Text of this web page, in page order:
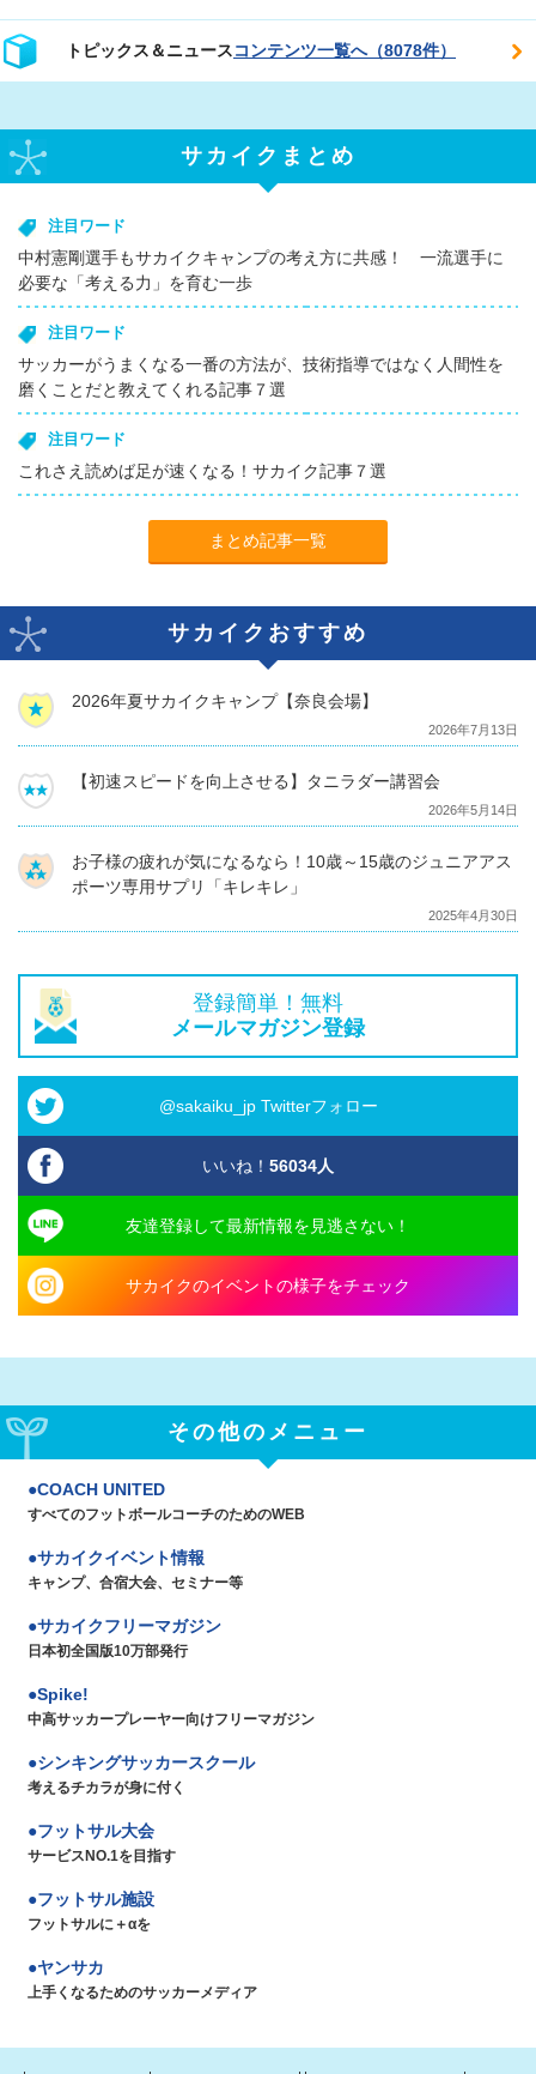
トピックス＆ニュースコンテンツ一覧へ（8078件）
サカイクまとめ
注目ワード
中村憲剛選手もサカイクキャンプの考え方に共感！ 一流選手に
必要な「考える力」を育む一歩
注目ワード
サッカーがうまくなる一番の方法が、技術指導ではなく人間性を
磨くことだと教えてくれる記事７選
注目ワード
これさえ読めば足が速くなる！サカイク記事７選
まとめ記事一覧
サカイクおすすめ
2026年夏サカイクキャンプ【奈良会場】
2026年7月13日
【初速スピードを向上させる】タニラダー講習会
2026年5月14日
お子様の疲れが気になるなら！10歳～15歳のジュニアアス
ポーツ専用サプリ「キレキレ」
2025年4月30日
登録簡単！無料
メールマガジン登録
@sakaiku_jp Twitterフォロー
いいね！ 56034人
友達登録して最新情報を見逃さない！
サカイクのイベントの様子をチェック
その他のメニュー
COACH UNITED
すべてのフットボールコーチのためのWEB
サカイクイベント情報
キャンプ、合宿大会、セミナー等
サカイクフリーマガジン
日本初全国版10万部発行
Spike!
中高サッカープレーヤー向けフリーマガジン
シンキングサッカースクール
考えるチカラが身に付く
フットサル大会
サービスNO.1を目指す
フットサル施設
フットサルに＋αを
ヤンサカ
上手くなるためのサッカーメディア